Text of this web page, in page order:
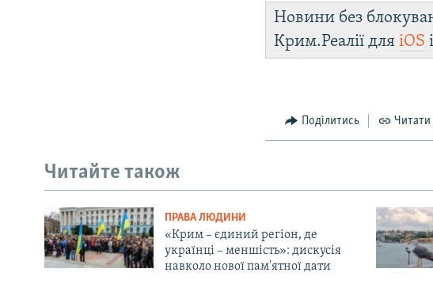
Новини без
Крим.Реалії дляiOS
Поділитись Читати
Читайте також
ПРАВА ЛЮДИНИ
«Крим – єдиний регіон, де
українці – меншість»: дискусія
навколо нової пам'ятної дати